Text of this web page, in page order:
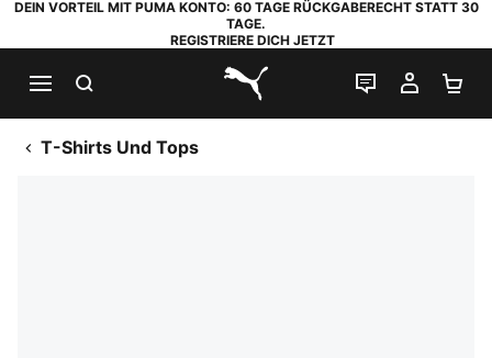
DEIN VORTEIL MIT PUMA KONTO: 60 TAGE RÜCKGABERECHT STATT 30
TAGE.
REGISTRIERE DICH JETZT
PUMA.com
LIVE-CHAT
MEIN
T-Shirts Und Tops